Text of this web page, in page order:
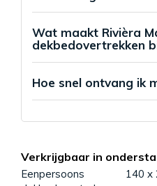
Wat maakt Rivièra
dekbedovertrekken
Hoe snel ontvang ik
Verkrijgbaar in
Eenpersoons
140 x